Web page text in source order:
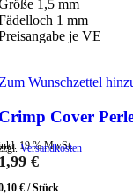
1,5 mm
1 mm
je VE
Wunschzettel
Cover
19 % MwSt.
Versandkosten
€
€ /Stück